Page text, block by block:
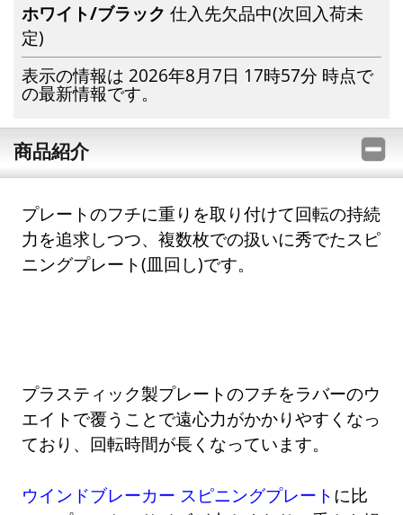
ホワイト/ブラック仕入先欠品中(次回入荷未
定)
表示の情報は 2026年8月7日 17時57分 時点で
の最新情報です。
商品紹介
プレートのフチに重りを取り付けて回転の持続
力を追求しつつ、複数枚での扱いに秀でたスピ
ニングプレート(皿回し)です。
プラスティック製プレートのフチをラバーのウ
エイトで覆うことで遠心力がかかりやすくなっ
ており、回転時間が長くなっています。
ウインドブレーカー スピニングプレート に比